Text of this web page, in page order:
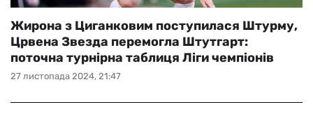
27 листопада 2024, 21:47
Жирона з Циганковим поступилася Штурму,
Црвена Звезда перемогла Штутгарт:
поточна турнірна таблиця Ліги чемпіонів